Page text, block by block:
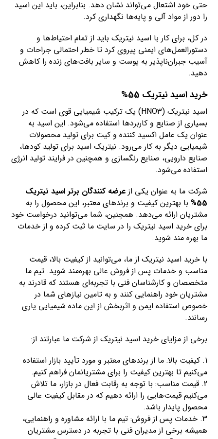
حتی خود اشتعال می‌تواند نشان دهد. بنابراین، باید این اسید
را دور از مواد آلی و پایه‌ها نگهداری کرد.
در کل، برای کار با اسید نیتریک باید از تمام احتیاط‌ها و
دستورالعمل‌های ایمنی پیروی کرد تا خطر احتمالی جراحات و
آسیب جبران‌ناپذیر به پوست و سایر بافت‌های زنده را کاهش
دهید.
خرید اسید نیتریک 55%
اسید نیتریک (HNO3) یک ترکیب شیمیایی قوی است که در
بسیاری از صنایع و کاربردها استفاده می‌شود. این اسید به
عنوان یک عامل اکسید کننده و کیت برای تولید محصولات
شیمیایی دیگر به کار می‌رود. نیتریک اسید برای تولید کودها،
صنایع دارویی، صنایع رنگسازی و همچنین در فرایند تولید انرژی
استفاده می‌شود.
شرکت ما به عنوان یکی ازعرضه کنندگان برتر اسید نیتریک
55%
با بهترین کیفیت و برندهای معتبر، این محصول را به
مشتریان ارائه می‌دهد. همچنین، شما می‌توانید درخواست خود
برای خرید اسید نیتریک را در سایت ما ثبت کرده و از خدمات
ما بهره مند شوید.
با خرید اسید نیتریک از ما، می‌توانید از کیفیت بالا، قیمت
مناسب و خدمات پس از فروش عالی بهره‌مند شوید. تیم ما
متخصصان و کارشناسان فنی با تجربه‌ای هستند که قادرند به
مشتریان خود راهنمایی کنند و به تامین نیازهای شما در
خصوص استفاده ایمن و اثربخش از این ماده شیمیایی یاری
رسانند.
برخی از مزایای خرید اسید نیتریک از شرکت ما عبارتند از:
1. کیفیت بالا: ما از برندهای معتبر و مورد تأیید بازار استفاده
می‌کنیم تا بهترین کیفیت را برای مشتریانمان فراهم کنیم.
2. قیمت مناسب: با توجه به رقابت فعال در بازار، ما تلاش
می‌کنیم قیمت‌هایی را ارائه دهیم که در مقابل کیفیت عالی
محصول پایدار باشد.
3. خدمات پس از فروش: تیم ما با ارائه مشاوره و راهنمایی،
همیشه برخی از مدیران فنی با تجربه در دسترس مشتریان